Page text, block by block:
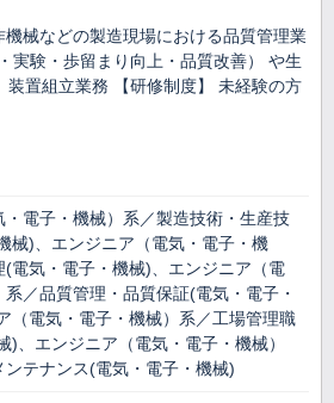
械などの製造現場における品質管理業
実験・歩留まり向上・品質改善） や生
装置組立業務 【研修制度】 未経験の方
・電子・機械）系／製造技術・生産技
械)、エンジニア（電気・電子・機
(電気・電子・機械)、エンジニア（電
／品質管理・品質保証(電気・電子・
（電気・電子・機械）系／工場管理職
)、エンジニア（電気・電子・機械）
ンテナンス(電気・電子・機械)